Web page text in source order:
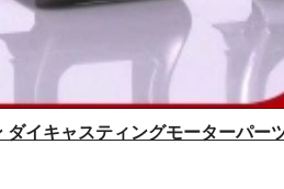
イキャスティングモーターパー